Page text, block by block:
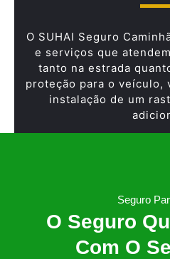
O SUHAI Seguro
e serviços que
tanto na estrada
proteção para o veículo,
instalação de um
Seguro
O Seguro
Com O